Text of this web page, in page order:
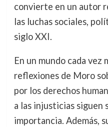
convierte en un autor
las luchas sociales,
siglo XXI.
En un mundo cada vez
reflexiones de Moro
por los derechos
a las injusticias siguen
importancia. Además,